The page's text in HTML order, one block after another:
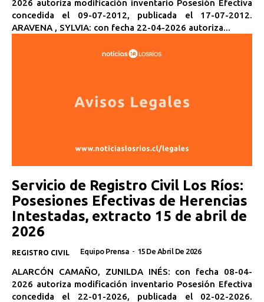
2026 autoriza modificación inventario Posesión Efectiva
concedida el 09-07-2012, publicada el 17-07-2012.
ARAVENA , SYLVIA: con fecha 22-04-2026 autoriza...
Servicio de Registro Civil Los Ríos:
Posesiones Efectivas de Herencias
Intestadas, extracto 15 de abril de
2026
REGISTRO CIVIL Equipo Prensa - 15 De Abril De 2026
ALARCÓN CAMAÑO, ZUNILDA INÉS: con fecha 08-04-
2026 autoriza modificación inventario Posesión Efectiva
concedida el 22-01-2026, publicada el 02-02-2026.